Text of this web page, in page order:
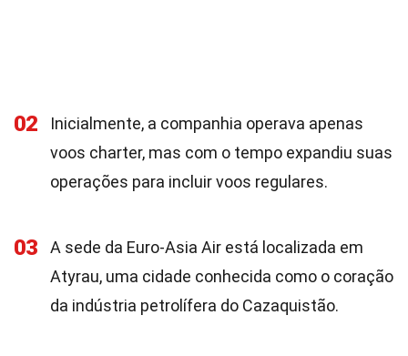
02
Inicialmente, a companhia operava apenas
voos charter, mas com o tempo expandiu suas
operações para incluir voos regulares.
03
A sede da Euro-Asia Air está localizada em
Atyrau, uma cidade conhecida como o coração
da indústria petrolífera do Cazaquistão.